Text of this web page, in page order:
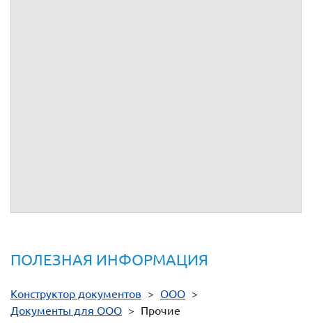
ПОЛЕЗНАЯ ИНФОРМАЦИЯ
Конструктор документов > ООО >
Документы для ООО > Прочие